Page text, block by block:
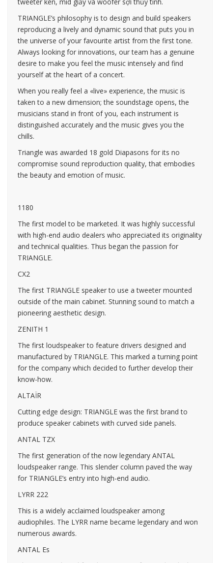
TRIANGLE’s philosophy is to design and build speakers
reproducing a lively and dynamic sound that puts you in
the universe of your favourite artist from the first tone.
Always looking for innovations, our team has a genuine
desire to make you feel the music intensely and find
yourself at the heart of a concert.
When you really feel a «live» experience, the music is
taken to a new dimension; the soundstage opens, the
musicians stand in front of you, each instrument is
distinguished accurately and the music gives you the
chills.
Triangle was awarded 18 gold Diapasons for its no
compromise sound reproduction quality, that embodies
the beauty and emotion of music.
1180
The first model to be marketed. It was highly successful
with high-end audio dealers who appreciated its originality
and technical qualities. Thus began the passion for
TRIANGLE.
CX2
The first TRIANGLE speaker to use a tweeter mounted
outside of the main cabinet. Stunning sound to match a
pioneering aesthetic design.
ZENITH 1
The first loudspeaker to feature drivers designed and
manufactured by TRIANGLE. This marked a turning point
for the company which decided to further develop their
know-how.
ALTAÏR
Cutting edge design: TRIANGLE was the first brand to
produce speaker cabinets with curved side panels.
ANTAL TZX
The first generation of the now legendary ANTAL
loudspeaker range. This slender column paved the way
for TRIANGLE’s entry into high-end audio.
LYRR 222
This is a widely acclaimed loudspeaker among
audiophiles. The LYRR name became legendary and won
numerous awards.
ANTAL Es